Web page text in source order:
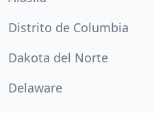
Distrito de Columbia
Dakota del Norte
Delaware